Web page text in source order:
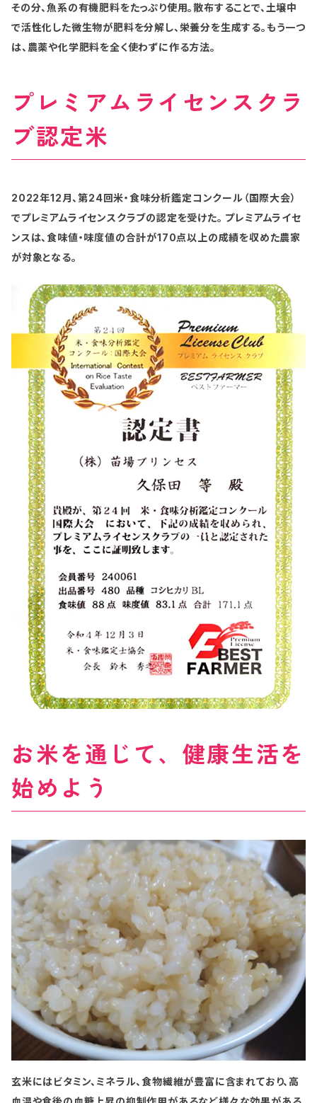
その分、魚系の有機肥料をたっぷり使用。散布することで、土壌中
で活性化した微生物が肥料を分解し、栄養分を生成する。もう一つ
は、農薬や化学肥料を全く使わずに作る方法。
プレミアムライセンスクラ
ブ認定米
2022年12月、第24回米・食味分析鑑定コンクール（国際大会）
でプレミアムライセンスクラブの認定を受けた。 プレミアムライセ
ンスは、食味値・味度値の合計が170点以上の成績を収めた農家
が対象となる。
お米を通じて、健康生活を
始めよう
玄米にはビタミン、ミネラル、食物繊維が豊富に含まれており、高